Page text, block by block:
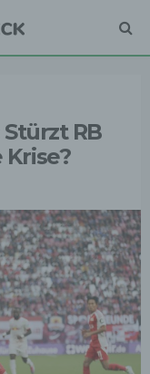
RB